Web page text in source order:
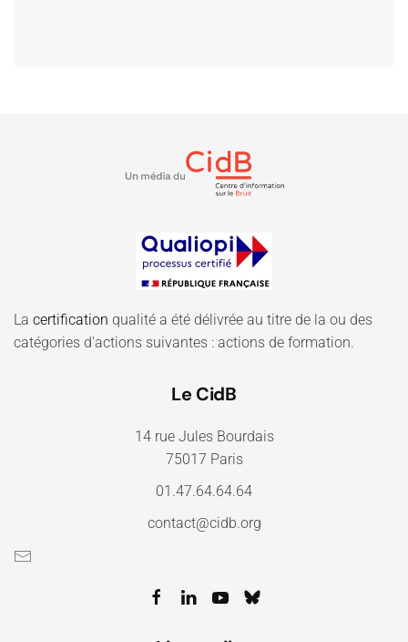
La certification qualité a été délivrée au titre de la ou des
catégories d'actions suivantes : actions de formation.
Le CidB
14 rue Jules Bourdais
75017 Paris
01.47.64.64.64
contact@cidb.org